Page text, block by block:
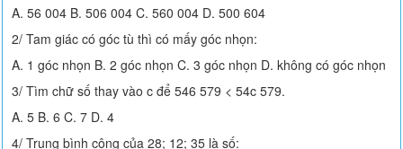
A. 56 004 B. 506 004 C. 560 004 D. 500 604
2/ Tam giác có góc tù thì có mấy góc nhọn:
A. 1 góc nhọn B. 2 góc nhọn C. 3 góc nhọn D. không có góc nhọn
3/ Tìm chữ số thay vào c để 546 579 < 54c 579.
A. 5 B. 6 C. 7 D. 4
4/ Trung bình cộng của 28; 12; 35 là số: